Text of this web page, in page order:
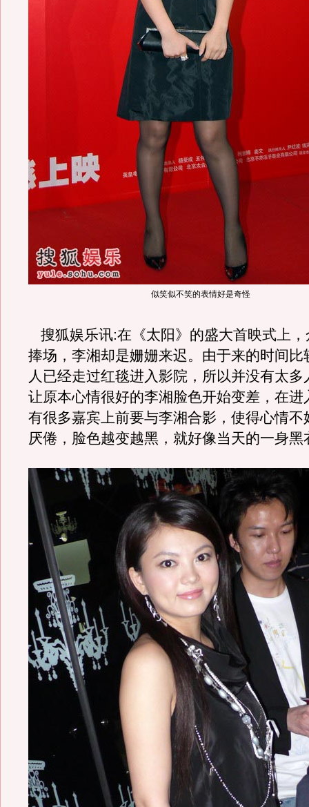
似笑似不笑的表情好是奇怪
搜狐娱乐讯:在《太阳》的盛大首映式上
捧场，李湘却是姗姗来迟。由于来的时间比
人已经走过红毯进入影院，所以并没有太多
让原本心情很好的李湘脸色开始变差，在进
有很多嘉宾上前要与李湘合影，使得心情不
厌倦，脸色越变越黑，就好像当天的一身黑